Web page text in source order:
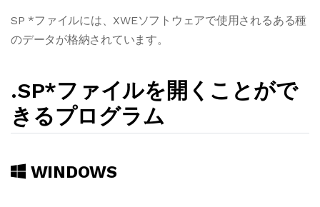
SP *ファイルには、XWEソフトウェアで使用されるある種
のデータが格納されています。
.SP*ファイルを開くことがで
きるプログラム
WINDOWS